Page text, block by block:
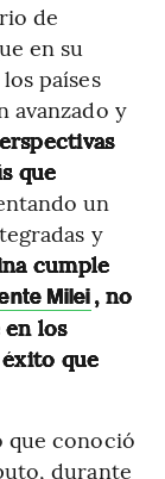
de
en su
países
avanzado y
que
un
y
cumple
Milei, no
los
que
que conoció
durante